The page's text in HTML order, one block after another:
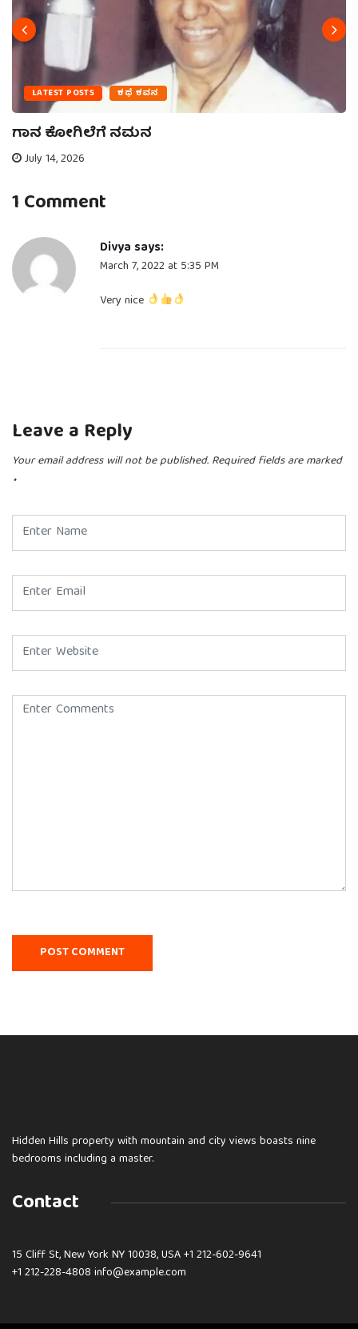
LATEST POSTS ಕಥೆ ಕವನ
ಗಾನ ಕೋಗಿಲೆಗೆ ನಮನ
July 14, 2026
1 Comment
Divya says:
March 7, 2022 at 5:35 PM
Very nice
Leave a Reply
Your email address will not be published. Required fields are marked
*
Hidden Hills property with mountain and city views boasts nine
bedrooms including a master.
Contact
15 Cliff St, New York NY 10038, USA+1 212-602-9641
+1 212-228-4808 info@example.com